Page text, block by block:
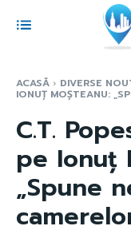
ACASĂ DIVERSE
IONUȚ MOȘTEANU:
C.T.
pe Ionuț
„Spune